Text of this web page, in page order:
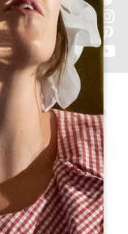
Saint-Emilion en
Libourne. Het
oppervlakte is
1.269 inwoners,
genoemd.